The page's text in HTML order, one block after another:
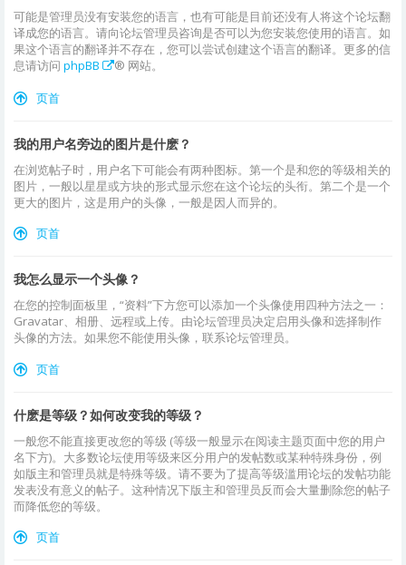
可能是管理员没有安装您的语言，也有可能是目前还没有人将这个论坛翻
译成您的语言。请向论坛管理员咨询是否可以为您安装您使用的语言。如
果这个语言的翻译并不存在，您可以尝试创建这个语言的翻译。更多的信
息请访问 phpBB ® 网站。
页首
我的用户名旁边的图片是什麽？
在浏览帖子时，用户名下可能会有两种图标。第一个是和您的等级相关的
图片，一般以星星或方块的形式显示您在这个论坛的头衔。第二个是一个
更大的图片，这是用户的头像，一般是因人而异的。
页首
我怎么显示一个头像？
在您的控制面板里，“资料”下方您可以添加一个头像使用四种方法之一：
Gravatar、相册、远程或上传。由论坛管理员决定启用头像和选择制作
头像的方法。如果您不能使用头像，联系论坛管理员。
页首
什麽是等级？如何改变我的等级？
一般您不能直接更改您的等级 (等级一般显示在阅读主题页面中您的用户
名下方)。大多数论坛使用等级来区分用户的发帖数或某种特殊身份，例
如版主和管理员就是特殊等级。请不要为了提高等级滥用论坛的发帖功能
发表没有意义的帖子。这种情况下版主和管理员反而会大量删除您的帖子
而降低您的等级。
页首